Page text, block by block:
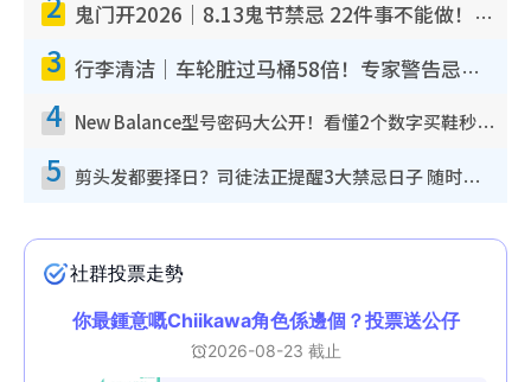
鬼门开2026｜8.13鬼节禁忌 22件事不能做！烧肉、刺身要少食？半夜勿吹口哨/打给个电话
3 行李清洁｜车轮脏过马桶58倍！专家警告忌用酒精擦 教1招免脏手除菌
4 New Balance型号密码大公开！看懂2个数字买鞋秒知功能免中伏 附5大热门鞋款
5 剪头发都要择日？司徒法正提醒3大禁忌日子 随时剪走财运！这日剪发恐“剪寿命”？